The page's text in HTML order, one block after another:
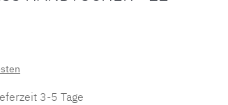
3-5 Tage